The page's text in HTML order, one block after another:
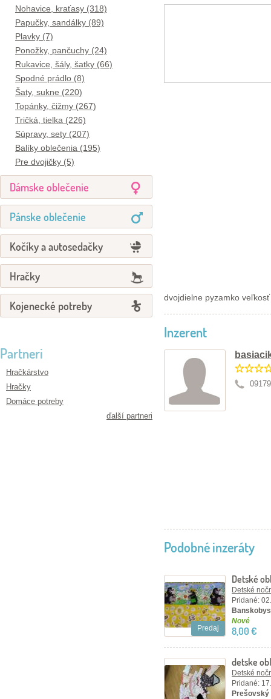
Nohavice, kraťasy (318)
Papučky, sandálky (89)
Plavky (7)
Ponožky, pančuchy (24)
Rukavice, šály, šatky (66)
Spodné prádlo (8)
Šaty, sukne (220)
Topánky, čižmy (267)
Tričká, tielka (226)
Súpravy, sety (207)
Balíky oblečenia (195)
Pre dvojičky (5)
Dámske oblečenie
Pánske oblečenie
Kočíky a autosedačky
Hračky
Kojenecké potreby
Partneri
Hračkárstvo
Hračky
Domáce potreby
ďalší partneri
dvojdielne pyzamko
Inzerent
Podobné inzeráty
Predaj
Detské
Detské
Pridané:
Nové
8,00 €
detske
Detské
Pridané:
Prešovský